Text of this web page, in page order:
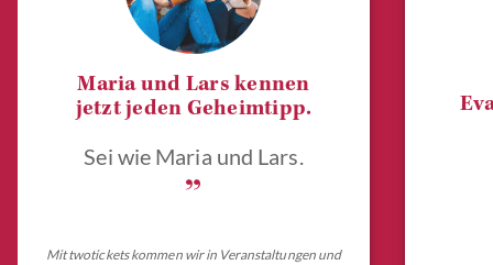
Maria und Lars kennen
jetzt jeden Geheimtipp.
Sei wie Maria und Lars.
„
Mit twotickets kommen wir in Veranstaltungen und